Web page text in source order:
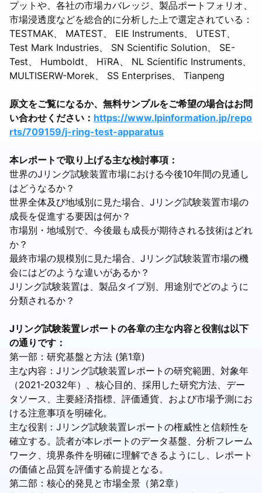
プットや、各社の市場カバレッジ、製品ポートフォリオ、
市場浸透度などを総合的に分析した上で選定されている：
TESTMAK、 MATEST、 EIE Instruments、 UTEST、
Test Mark Industries、 SN Scientific Solution、 SE-
Test、 Humboldt、 HïRA、 NL Scientific Instruments、
MULTISERW-Morek、 SS Enterprises、 Tianpeng
原文をご覧になるか、無料サンプルをご希望の場合はお問
い合わせください： https://www.lpinformation.jp/repo
rts/709159/j-ring-test-apparatus
本レポートで取り上げる主な検討事項：
世界のJリング試験装置市場における今後10年間の見通し
はどうなるか？
世界全体及び地域別に見た場合、Jリング試験装置市場の
成長を促進する要因は何か？
市場別・地域別で、今後最も成長が期待される技術はどれ
か？
最終市場の規模別に見た場合、Jリング試験装置市場の機
会にはどのような違いがあるか？
Jリング試験装置は、製品タイプ別、用途別でどのように
分類されるか？
Jリング試験装置レポートの各章の主な内容と役割は以下
の通りです：
第一部：研究基盤と方法 (第1章)
主な内容：Jリング試験装置レポートの研究範囲、対象年
（2021-2032年）、核心目的、採用した研究方法、デー
タソース、主要経済指標、評価通貨、および市場予測にお
ける注意事項を明確化。
主な役割：Jリング試験装置レポートの権威性と信頼性を
確立する。読者が本レポートのデータ基盤、分析フレーム
ワーク、境界条件を明確に理解できるようにし、レポート
の価値と品質を評価する前提となる。
第二部：核心的発見と市場全景（第2章）